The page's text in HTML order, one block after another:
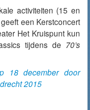
activiteiten (15 en
een Kerstconcert
Het Kruispunt kun
tijdens de 70’s
18 december door
2015